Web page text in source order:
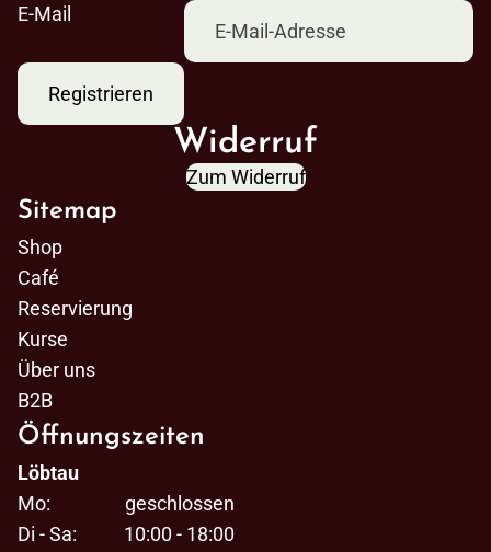
E-Mail
Registrieren
Widerruf
Zum Widerruf
Sitemap
Shop
Café
Reservierung
Kurse
Über uns
B2B
Öffnungszeiten
Löbtau
Mo:
geschlossen
Di - Sa:
10:00 - 18:00